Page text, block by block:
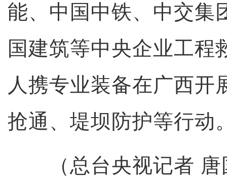
能、中国中铁、中交集
国建筑等中央企业工程
人携专业装备在广西开
抢通、堤坝防护等行动
（总台央视记者 唐